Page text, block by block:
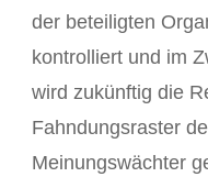
der beteiligten
kontrolliert und im
wird zukünftig die
Fahndungsraster
Meinungswächter